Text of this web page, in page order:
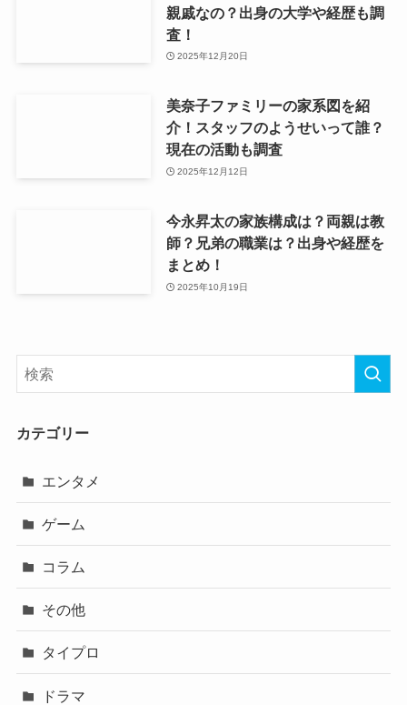
親戚なの？出身の大学や経歴も調
査！
2025年12月20日
美奈子ファミリーの家系図を紹
介！スタッフのようせいって誰？
現在の活動も調査
2025年12月12日
今永昇太の家族構成は？両親は教
師？兄弟の職業は？出身や経歴を
まとめ！
2025年10月19日
カテゴリー
エンタメ
ゲーム
コラム
その他
タイプロ
ドラマ